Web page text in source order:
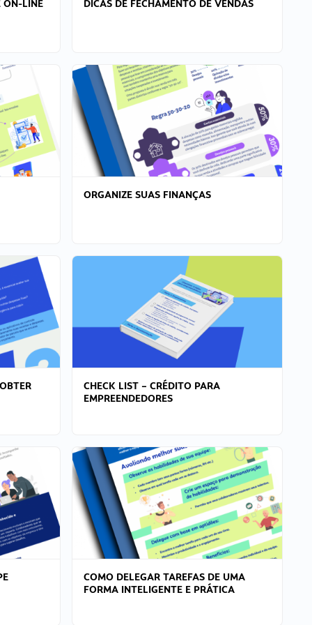
ON-LINE DICAS DE FECHAMENTO DE VENDAS
ORGANIZE SUAS FINANÇAS
CHECK LIST – CRÉDITO PARA
EMPREENDEDORES
COMO DELEGAR TAREFAS DE UMA
FORMA INTELIGENTE E PRÁTICA